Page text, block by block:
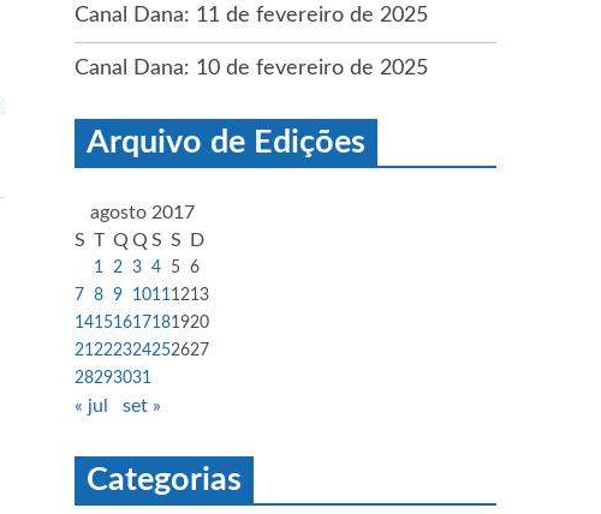
Canal Dana: 11 de fevereiro de 2025
Canal Dana: 10 de fevereiro de 2025
Arquivo de Edições
agosto 2017
S T Q Q S S D
1 2 3 4 5 6
7
8 9 10111213
14151617181920
21222324252627
28293031
« jul set »
Categorias